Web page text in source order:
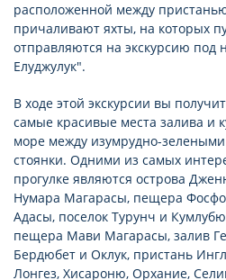
расположенной между
причаливают яхты, на которых
отправляются на экскурсию под
Елуджулук".
В ходе этой экскурсии вы
самые красивые места залива и
море между изумрудно-
стоянки. Одними из самых
прогулке являются острова
Нумара Магарасы, пещера
Адасы, поселок Турунч и
пещера Мави Магарасы, залив
Бердюбет и Оклук, пристань
Лонгез, Хисароню, Орхание,